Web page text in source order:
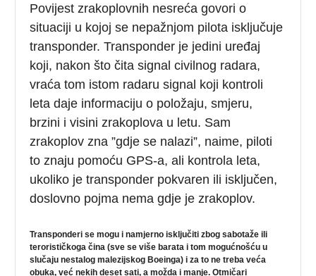
Povijest zrakoplovnih nesreća govori o
situaciji u kojoj se nepažnjom pilota isključuje
transponder. Transponder je jedini uređaj
koji, nakon što čita signal civilnog radara,
vraća tom istom radaru signal koji kontroli
leta daje informaciju o položaju, smjeru,
brzini i visini zrakoplova u letu. Sam
zrakoplov zna ”gdje se nalazi”, naime, piloti
to znaju pomoću GPS-a, ali kontrola leta,
ukoliko je transponder pokvaren ili isključen,
doslovno pojma nema gdje je zrakoplov.
Transponderi se mogu i namjerno isključiti zbog sabotaže ili
terorističkoga čina (sve se više barata i tom mogućnošću u
slučaju nestalog malezijskog Boeinga) i za to ne treba veća
obuka, već nekih deset sati, a možda i manje. Otmičari